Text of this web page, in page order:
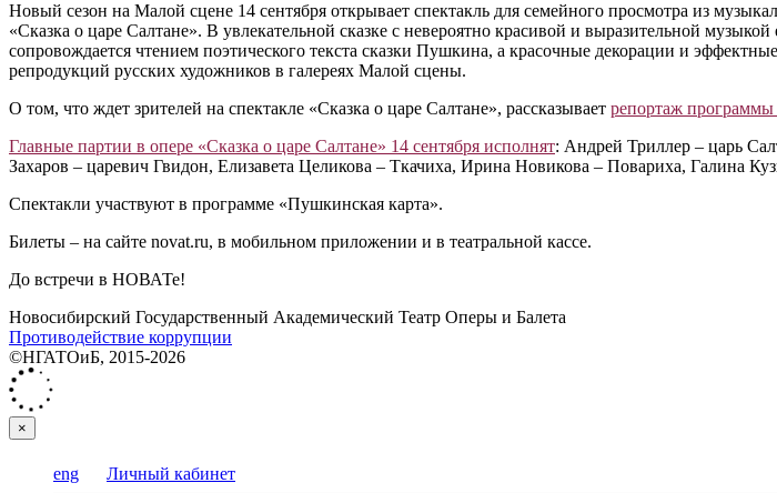
Новый сезон на Малой сцене 14 сентября открывает спектакль для семейного просмотра из
«Сказка о царе Салтане». В увлекательной сказке с невероятно красивой и выразительной
сопровождается чтением поэтического текста сказки Пушкина, а красочные декорации и
репродукций русских художников в галереях Малой сцены.
О том, что ждет зрителей на спектакле «Сказка о царе Салтане», рассказывает репортаж программы
Главные партии в опере «Сказка о царе Салтане» 14 сентября исполнят: Андрей Триллер ‒ царь
Захаров ‒ царевич Гвидон, Елизавета Целикова ‒ Ткачиха, Ирина Новикова ‒ Повариха, Галина
Спектакли участвуют в программе «Пушкинская карта».
Билеты ‒ на сайте novat.ru, в мобильном приложении и в театральной кассе.
До встречи в НОВАТе!
Новосибирский Государственный Академический Театр Оперы и Балета
Противодействие коррупции
©НГАТОиБ, 2015-2026
×
eng Личный кабинет